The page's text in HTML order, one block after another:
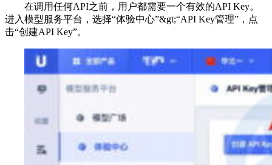
在调用任何API之前，用户都需要一个有效的API Key。
进入模型服务平台，选择“体验中心”&gt;“API Key管理”，点
击“创建API Key”。